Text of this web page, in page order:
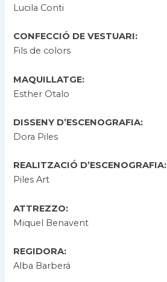
Lucila Conti
CONFECCIÓ DE VESTUARI:
Fils de colors
MAQUILLATGE:
Esther Otalo
DISSENY D’ESCENOGRAFIA:
Dora Piles
REALITZACIÓ D’ESCENOGRAFIA:
Piles Art
ATTREZZO:
Miquel Benavent
REGIDORA:
Alba Barberá